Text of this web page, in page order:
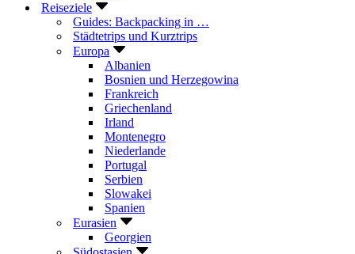
Reiseziele
Guides: Backpacking in …
Städtetrips und Kurztrips
Europa
Albanien
Bosnien und Herzegowina
Frankreich
Griechenland
Irland
Montenegro
Niederlande
Portugal
Serbien
Slowakei
Spanien
Eurasien
Georgien